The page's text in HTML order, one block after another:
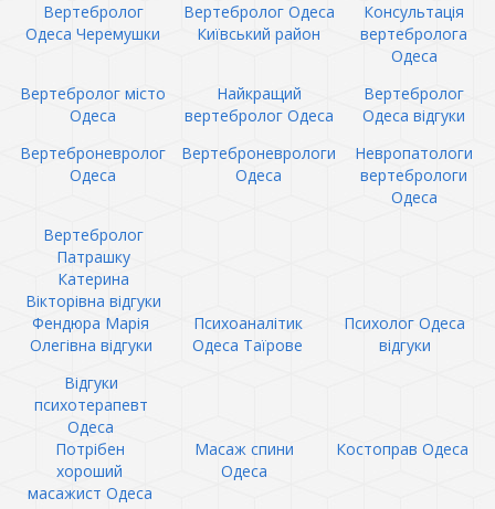
Вертебролог
Одеса Черемушки
Вертебролог Одеса
Київський район
Консультація
вертебролога
Одеса
Вертебролог місто
Одеса
Найкращий
вертебролог Одеса
Вертебролог
Одеса відгуки
Вертеброневролог
Одеса
Вертеброневрологи
Одеса
Невропатологи
вертебрологи
Одеса
Вертебролог
Патрашку
Катерина
Вікторівна відгуки
Фендюра Марія
Олегівна відгуки
Психоаналітик
Одеса Таїрове
Психолог Одеса
відгуки
Відгуки
психотерапевт
Одеса
Потрібен
хороший
масажист Одеса
Масаж спини
Одеса
Костоправ Одеса